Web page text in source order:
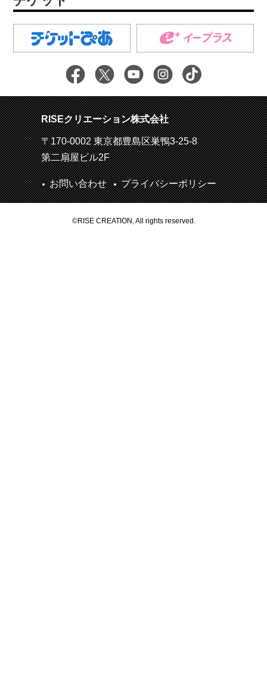
RISEクリエーション株式会社
〒170-0002 東京都豊島区巣鴨3-25-8
第二扇屋ビル2F
お問い合わせ プライバシーポリシー
©RISE CREATION, All rights reserved.